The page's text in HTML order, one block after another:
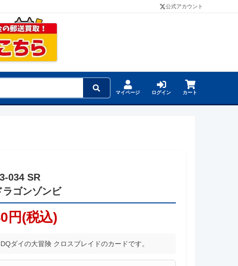
公式アカウント
マイページ ログイン カート
034 SR
ラゴンゾンビ
円(税込)
DQダイの大冒険 クロスブレイドのカードです。